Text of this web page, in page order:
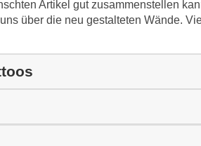
Artikel gut zusammenstellen
über die neu gestalteten Wände.